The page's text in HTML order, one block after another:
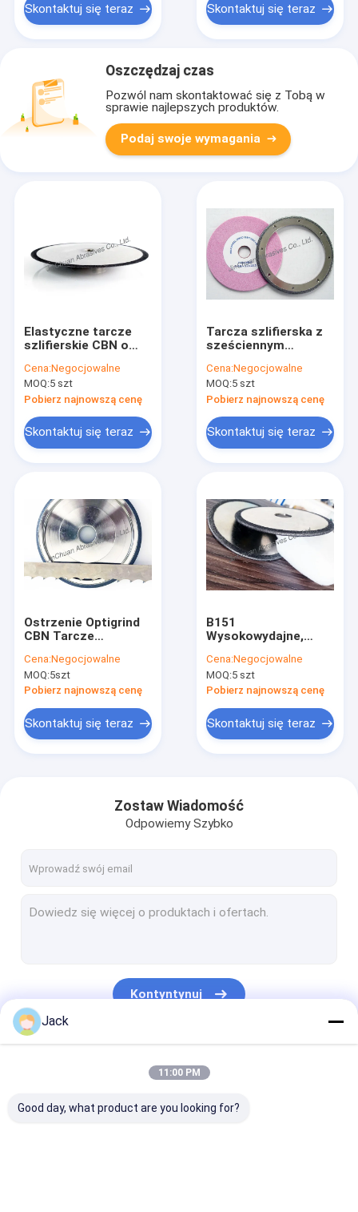
O nas
Poproś o wycenę
CBN Diamond Wheel
Skontaktuj się teraz Skontaktuj się teraz
Oszczędzaj czas
Pozwól nam skontaktować się z Tobą w
sprawie najlepszych produktów.
Podaj swoje wymagania
Elastyczne tarcze
szlifierskie CBN o
galwanicznej do
metalu / kamienia
Cena:Negocjowalne
MOQ:5 szt
Pobierz najnowszą cenę
Skontaktuj się teraz
Tarcza szlifierska z
sześciennym
pierścieni tłokowych
o wysokiej
wydajności pracy
Cena:Negocjowalne
MOQ:5 szt
Pobierz najnowszą cenę
Skontaktuj się teraz
Ostrzenie Optigrind
CBN Tarcze
Sześcienna tarcza
szlifierska z
azotkiem boru
Cena:Negocjowalne
MOQ:5szt
Pobierz najnowszą cenę
Skontaktuj się teraz
B151
Wysokowydajne,
do cięcia CBN z
doskonałym
materiałem ściernym
Cena:Negocjowalne
MOQ:5 szt
Pobierz najnowszą cenę
Skontaktuj się teraz
Zostaw Wiadomość
Odpowiemy Szybko
Kontyntynuj
Jack
11:00 PM
Good day, what product are you looking for?